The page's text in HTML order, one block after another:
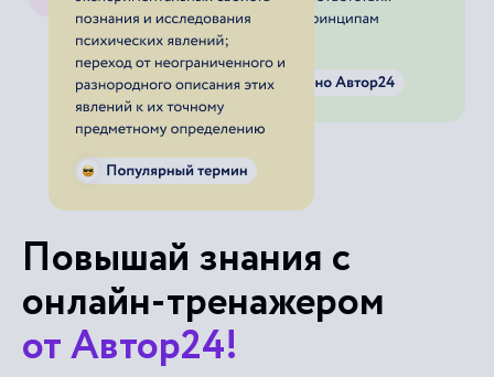
Повышай знания с
онлайн-тренажером
от Автор24!